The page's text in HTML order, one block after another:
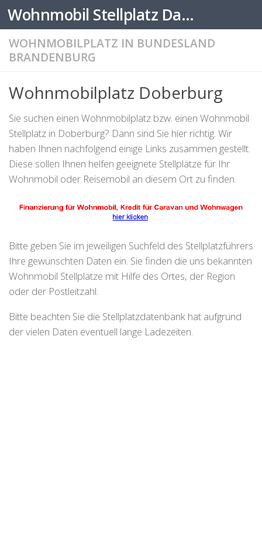
Zum Inhalt springen Wohnmobil Stellplatz Datenbank
WOHNMOBILPLATZ IN BUNDESLAND
BRANDENBURG
Wohnmobilplatz Doberburg
Sie suchen einen Wohnmobilplatz bzw. einen Wohnmobil
Stellplatz in Doberburg? Dann sind Sie hier richtig. Wir
haben Ihnen nachfolgend einige Links zusammen gestellt.
Diese sollen Ihnen helfen geeignete Stellplätze für Ihr
Wohnmobil oder Reisemobil an diesem Ort zu finden.
Bitte geben Sie im jeweiligen Suchfeld des Stellplatzführers
Ihre gewünschten Daten ein. Sie finden die uns bekannten
Wohnmobil Stellplätze mit Hilfe des Ortes, der Region
oder der Postleitzahl.
Bitte beachten Sie die Stellplatzdatenbank hat aufgrund
der vielen Daten eventuell lange Ladezeiten.